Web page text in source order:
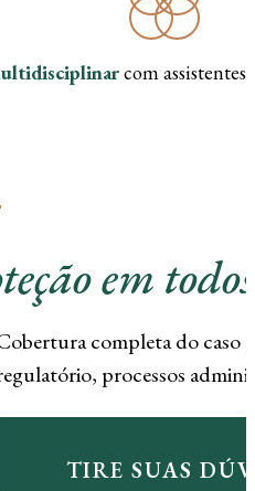
com assistentes
em
completa do caso
processos
tire suas